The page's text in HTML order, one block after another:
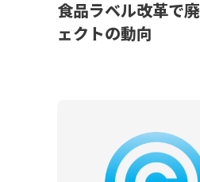
食品ラベル改革で
ェクトの動向